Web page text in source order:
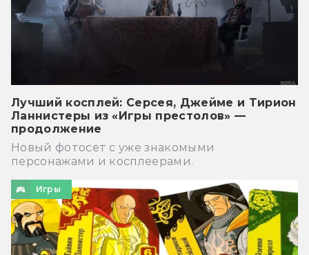
Лучший косплей: Серсея, Джейме и Тирион
Ланнистеры из «Игры престолов» —
продолжение
Новый фотосет с уже знакомыми
персонажами и косплеерами.
Игры